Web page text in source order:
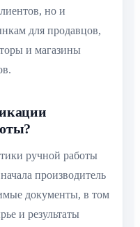
но и
для продавцов,
и магазины
ручной работы
производитель
документы, в том
и результаты